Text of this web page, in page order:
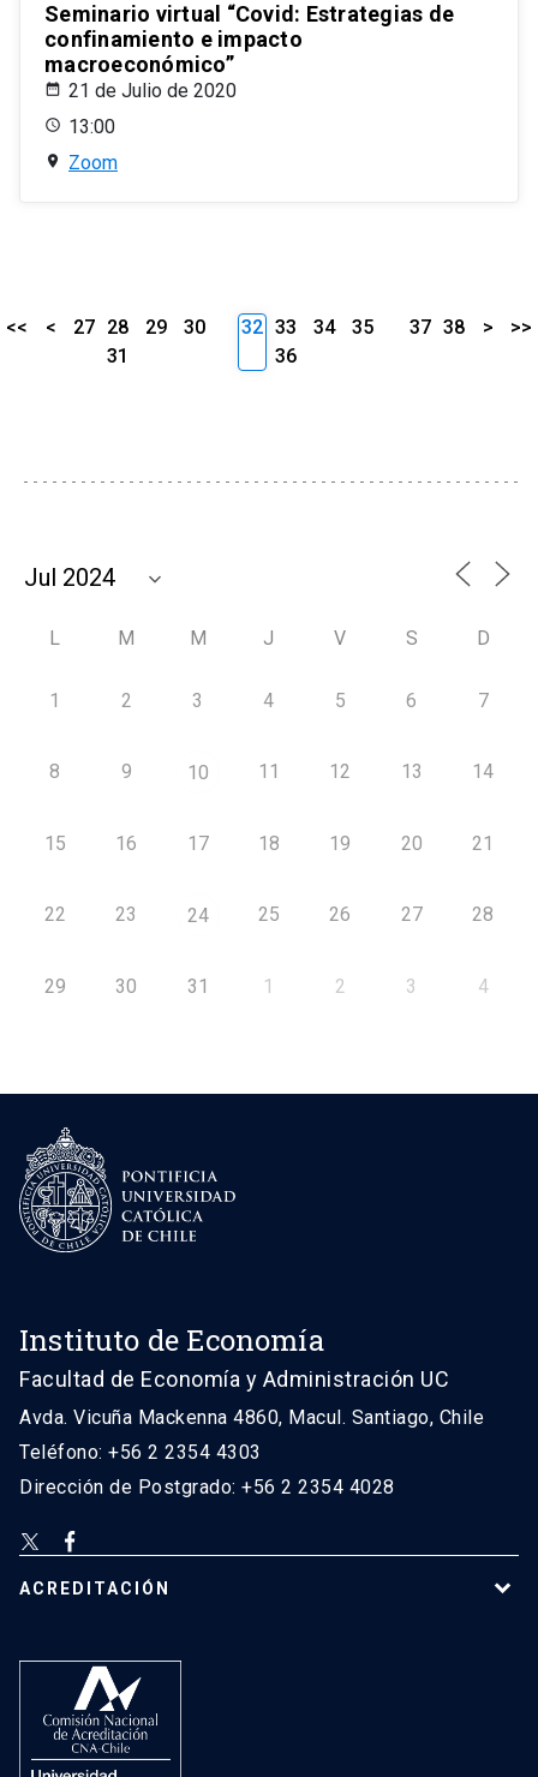
Seminario virtual “Covid: Estrategias de
confinamiento e impacto
macroeconómico”
21 de Julio de 2020
13:00
Zoom
<< < 27 28 29
30
31
32 33 34
35
36
37 38 > >>
L M M J V S D
1 2 3 4 5 6 7
8 9 10 11 12 13 14
15 16 17 18 19 20 21
22 23 24 25 26 27 28
29 30 31 1 2 3 4
Instituto de Economía
Facultad de Economía y Administración UC
Avda. Vicuña Mackenna 4860, Macul. Santiago, Chile
Teléfono: +56 2 2354 4303
Dirección de Postgrado: +56 2 2354 4028
ACREDITACIÓN